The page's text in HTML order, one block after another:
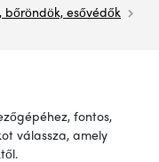
bőröndök, esővédők
fontos,
válassza, amely